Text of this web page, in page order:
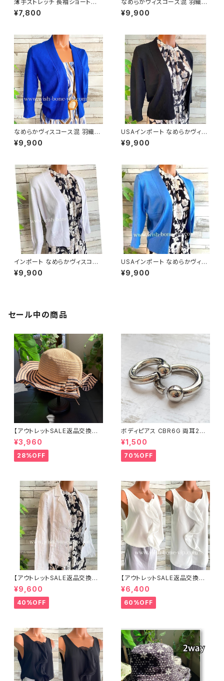
薄手ストレッチ 長袖ショートボ
レロ・ロングスリーブカーディガ
ン UV・紫外線対策 羽織りもの
¥7,800
なめらかヴィスコース混 羽織り
カーディガン USAインポート/パ
ープル
¥9,900
なめらかヴィスコース混 羽織り
カーディガン USAインポート/ブ
ルー
¥9,900
USAインポート なめらかヴィス
コース混 七分袖 カーディガン/
ブラック
¥9,900
インポート なめらかヴィスコー
ス混 羽織り 七～八分袖カーデ
ィガン/ホワイト
¥9,900
USAインポート なめらかヴィス
コース混 七分袖 カーディガン/
ブルー
¥9,900
セール中の商品
【アウトレットSALE返品交換不
可8/20まで】つば広サマーハッ
ト・通気性・軽量 ワイヤー入りハ
ット ボーダー＆BIGリボン・女優
帽 UV/紫外線対策 レディースハ
¥3,960
28%OFF
ボディピアス CBR6G 両耳2個
セット 1ボール ネジ式 簡単脱着
サージカルステンレス NY直輸
入
¥1,500
70%OFF
【アウトレットSALE返品交換不
可8/20まで】イタリア製サマー
ジャケット｜Made in ITALY｜
リネン麻 飾りエリ ジャケット/ホ
ワイト
¥9,600
40%OFF
【アウトレットSALE返品交換不
可8/20まで】イタリア製 CASA
DEILUCA ITALY｜前フリル＆B
IGフリルトップス /ホワイト
¥6,400
60%OFF